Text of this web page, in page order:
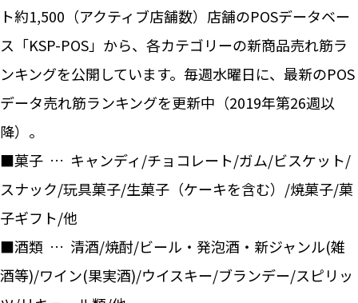
ト約1,500（アクティブ店舗数）店舗のPOSデータベー
ス「KSP-POS」から、各カテゴリーの新商品売れ筋ラ
ンキングを公開しています。毎週水曜日に、最新のPOS
データ売れ筋ランキングを更新中（2019年第26週以
降）。
■菓子 … キャンディ/チョコレート/ガム/ビスケット/
スナック/玩具菓子/生菓子（ケーキを含む）/焼菓子/菓
子ギフト/他
■酒類 … 清酒/焼酎/ビール・発泡酒・新ジャンル(雑
酒等)/ワイン(果実酒)/ウイスキー/ブランデー/スピリッ